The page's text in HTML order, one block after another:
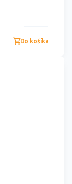
Do košíka